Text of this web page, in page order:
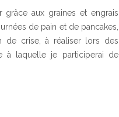
aux graines et engrais
de pain et de pancakes,
de crise, à réaliser lors des
à laquelle je participerai de